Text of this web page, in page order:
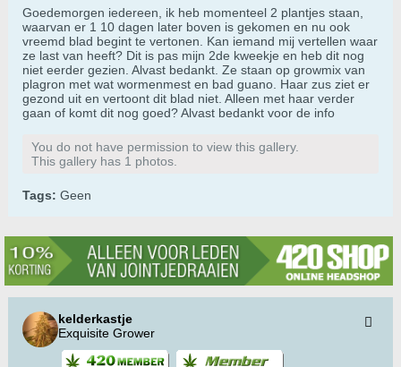
Goedemorgen iedereen, ik heb momenteel 2 plantjes staan,
waarvan er 1 10 dagen later boven is gekomen en nu ook
vreemd blad begint te vertonen. Kan iemand mij vertellen waar
ze last van heeft? Dit is pas mijn 2de kweekje en heb dit nog
niet eerder gezien. Alvast bedankt. Ze staan op growmix van
plagron met wat wormenmest en bad guano. Haar zus ziet er
gezond uit en vertoont dit blad niet. Alleen met haar verder
gaan of komt dit nog goed? Alvast bedankt voor de info
You do not have permission to view this gallery.
This gallery has 1 photos.
Tags: Geen
kelderkastje
Exquisite Grower